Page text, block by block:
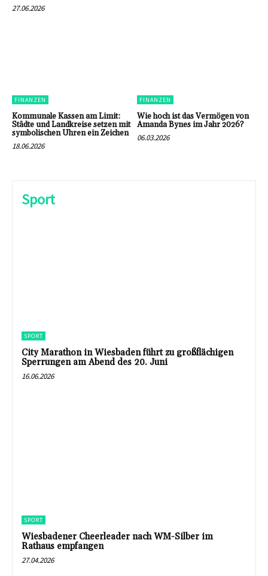
27.06.2026
FINANZEN
Kommunale Kassen am Limit:
Städte und Landkreise setzen mit
symbolischen Uhren ein Zeichen
18.06.2026
FINANZEN
Wie hoch ist das Vermögen von
Amanda Bynes im Jahr 2026?
06.03.2026
Sport
SPORT
City Marathon in Wiesbaden führt zu großflächigen
Sperrungen am Abend des 20. Juni
16.06.2026
SPORT
Wiesbadener Cheerleader nach WM-Silber im
Rathaus empfangen
27.04.2026